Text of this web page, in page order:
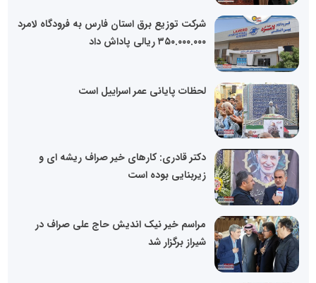
شرکت توزیع برق استان فارس به فرودگاه لامرد
٣۵۰.۰۰۰.۰۰۰ ریالی پاداش داد
لحظات پایانی عمر اسراییل است
دکتر قادری: کارهای خیر صراف ریشه ای و
زیربنایی بوده است
مراسم خیر نیک اندیش حاج علی صراف در
شیراز برگزار شد